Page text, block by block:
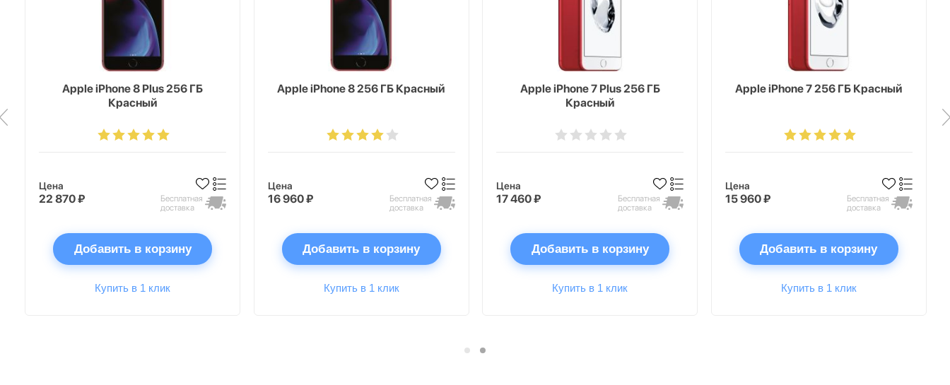
Apple iPhone 8 Plus 256 ГБ
Красный
Цена
22 870 ₽
Бесплатная
доставка
Добавить в корзину
Купить в 1 клик
Apple iPhone 8 256 ГБ Красный
Цена
16 960 ₽
Бесплатная
доставка
Добавить в корзину
Купить в 1 клик
Apple iPhone 7 Plus 256 ГБ
Красный
Цена
17 460 ₽
Бесплатная
доставка
Добавить в корзину
Купить в 1 клик
Apple iPhone 7 256 ГБ Красный
Цена
15 960 ₽
Бесплатная
доставка
Добавить в корзину
Купить в 1 клик